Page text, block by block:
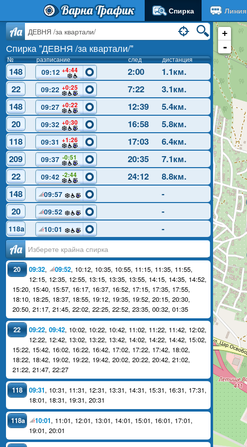
Варна Трафик Спирка Линия
Aa
Спирка "ДЕВНЯ /за квартали/"
№ разписание след дистанция
148 09:12 +4:44 1:55
1.1км.
22
09:22 +0:25 7:17
3.1км.
148
09:27 +0:22 12:34
5.4км.
20
09:32 +0:30 16:53
5.8км.
118
09:31 +1:26 16:58
6.4км.
209
09:37 -0:49 20:32
7.1км.
22
09:42 -1:56 24:55
8.2км.
148
09:57
-
20
09:52 -
118a 10:01 -
Аа
20 09:32, 09:52, 10:12, 10:35, 10:55, 11:15, 11:35, 11:55,
12:15, 12:35, 12:55, 13:15, 13:35, 13:55, 14:15, 14:35, 14:52,
15:20, 15:40, 15:57, 16:17, 16:37, 16:52, 17:15, 17:35, 17:55,
18:10, 18:25, 18:37, 18:55, 19:12, 19:35, 19:52, 20:15, 20:30,
20:50, 21:17, 21:45, 22:02, 22:25, 22:52, 23:35, 00:32, 01:35
22 09:22, 09:42, 10:02, 10:22, 10:42, 11:02, 11:22, 11:42, 12:02,
12:22, 12:42, 13:02, 13:22, 13:42, 14:02, 14:22, 14:42, 15:02,
15:22, 15:42, 16:02, 16:22, 16:42, 17:02, 17:22, 17:42, 18:02,
18:22, 18:42, 19:02, 19:22, 19:42, 20:02, 20:22, 20:42, 21:02,
21:22, 21:47, 22:27
118 09:31, 10:31, 11:31, 12:31, 13:31, 14:31, 15:31, 16:31, 17:31,
18:01, 18:31, 19:31, 20:31
118a 10:01, 11:01, 12:01, 13:01, 14:01, 15:01, 16:01, 17:01,
19:01, 20:01
+
-